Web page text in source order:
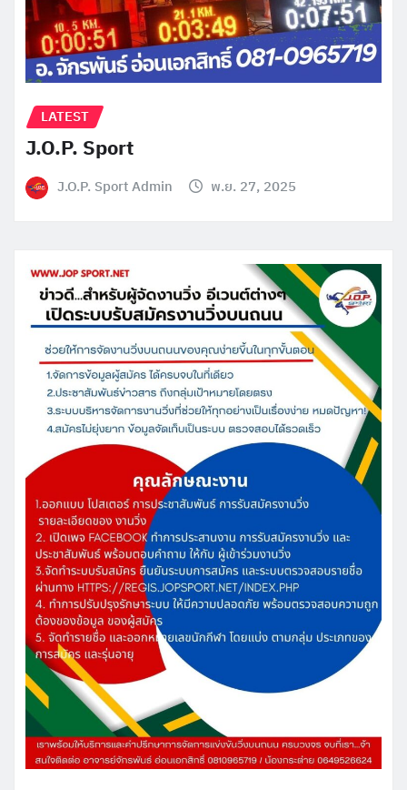
LATEST
J.O.P. Sport
J.O.P. Sport Admin พ.ย. 27, 2025